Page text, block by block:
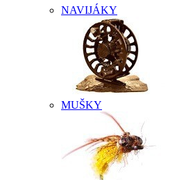
NAVIJÁKY
MUŠKY